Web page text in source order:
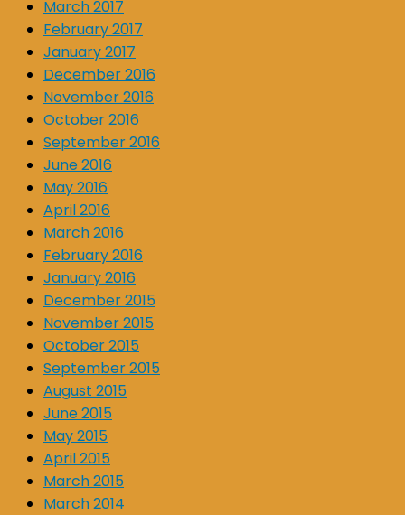
March 2017
February 2017
January 2017
December 2016
November 2016
October 2016
September 2016
June 2016
May 2016
April 2016
March 2016
February 2016
January 2016
December 2015
November 2015
October 2015
September 2015
August 2015
June 2015
May 2015
April 2015
March 2015
March 2014